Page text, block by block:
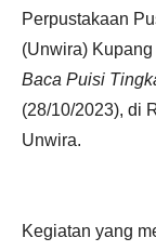
Perpustakaan
(Unwira)
Baca Puisi
(28/10/2023), di
Unwira.
Kegiatan yang